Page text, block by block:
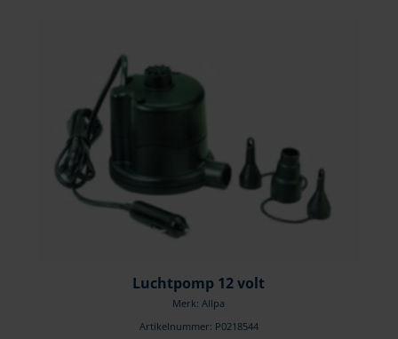
Luchtpomp 12 volt
Merk: Allpa
Artikelnummer: P0218544